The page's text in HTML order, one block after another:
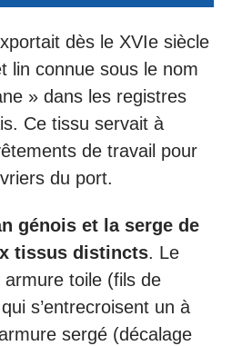
dès le XVIe siècle
lin connue sous le nom
» dans les registres
Ce tissu servait à
de travail pour
du port.
génois et la serge de
tissus distincts. Le
toile (fils de
s’entrecroisent un à
sergé (décalage